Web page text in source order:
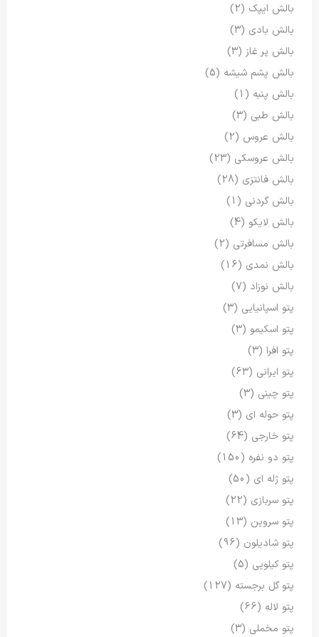
بالش ایپک (2)
بالش بادی (3)
بالش پر غاز (3)
بالش پشم شیشه (5)
بالش پنبه (1)
بالش طبی (3)
بالش عروس (2)
بالش عروسکی (23)
بالش فانتزی (28)
بالش گردنی (1)
بالش لایکو (4)
بالش مسافرتی (2)
بالش نمدی (16)
بالش نوزاد (7)
پتو اسپانیایی (3)
پتو اسکیمو (3)
پتو افرا (3)
پتو ایرانی (63)
پتو چینی (3)
پتو حوله ای (3)
پتو خارجی (64)
پتو دو نفره (150)
پتو ژله ای (50)
پتو سربازی (22)
پتو سروین (13)
پتو شادیلون (96)
پتو کیلویی (5)
پتو گل برجسته (127)
پتو لاله (66)
پتو مخملی (3)